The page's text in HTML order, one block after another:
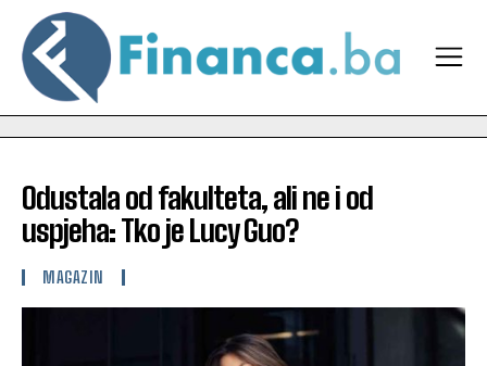
Odustala od fakulteta, ali ne i od
uspjeha: Tko je Lucy Guo?
MAGAZIN